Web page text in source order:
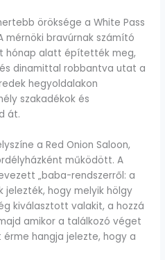
öröksége a White Pass
mérnöki bravúrnak számító
hónap alatt építették meg,
dinamittal robbantva utat a
hegyoldalakon
szakadékok és
át.
a Red Onion Saloon,
működött. A
„baba-rendszerről: a
hogy melyik hölgy
kiválasztott valakit, a hozzá
amikor a találkozó véget
hangja jelezte, hogy a